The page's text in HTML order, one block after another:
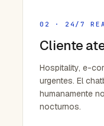
02 · 24/7
Cliente
Hospitality, e-
urgentes. El
humanamente
nocturnos.